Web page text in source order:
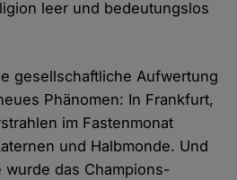
leer und bedeutungslos
gesellschaftliche Aufwertung
Phänomen: In Frankfurt,
im Fastenmonat
und Halbmonde. Und
das Champions-